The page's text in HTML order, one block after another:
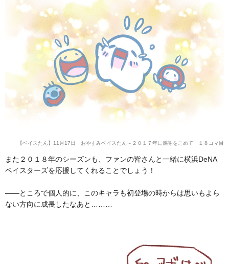
【ベイスたん】11月17日 おやすみベイスたん～２０１７年に感謝をこめて １８コマ目
また２０１８年のシーズンも、ファンの皆さんと一緒に横浜DeNA
ベイスターズを応援してくれることでしょう！
――ところで個人的に、このキャラも初登場の時からは思いもよら
ない方向に成長したなあと………